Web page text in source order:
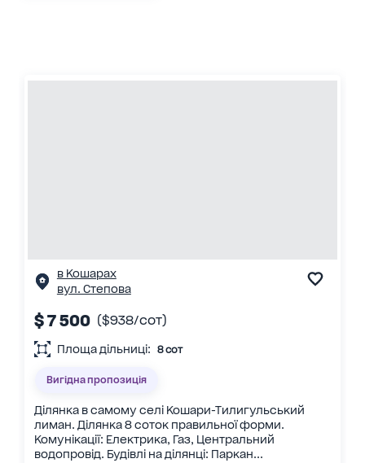
в Кошарах
вул. Степова
$ 7 500 ($938/сот)
Площа дільниці: 8 сот
Вигідна пропозиція
Ділянка в самому селі Кошари-Тилигульський
лиман. Ділянка 8 соток правильної форми.
Комунікації: Електрика, Газ, Центральний
водопровід. Будівлі на ділянці: Паркан...